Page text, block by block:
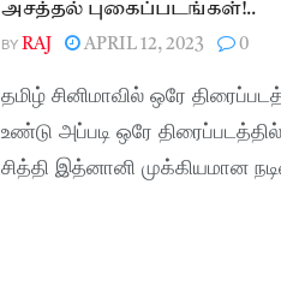
அசத்தல் புகைப்படங்கள்!..
BY RAJ APRIL 12, 2023 0
தமிழ் சினிமாவில் ஒரே
உண்டு அப்படி ஒரே
சித்தி இத்னானி முக்கியமான